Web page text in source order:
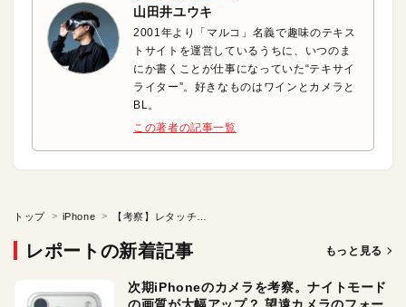
山田井ユウキ
2001年より「マルコ」名義で趣味のテキス
トサイトを運営しているうちに、いつのま
にか書くことが仕事になっていた“テキサイ
ライター”。好きなものはワインとカメラと
BL。
この著者の記事一覧
トップ iPhone
レポートの新着記事 もっと見る
次期iPhoneのカメラを考察。ナイトモード